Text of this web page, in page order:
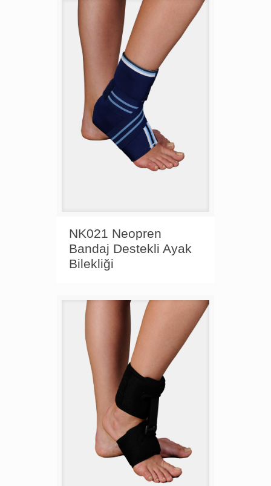
NK021 Neopren
Bandaj Destekli Ayak
Bilekliği